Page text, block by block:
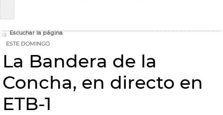
Escuchar la página
ESTE DOMINGO
La Bandera de la
Concha, en directo en
ETB-1